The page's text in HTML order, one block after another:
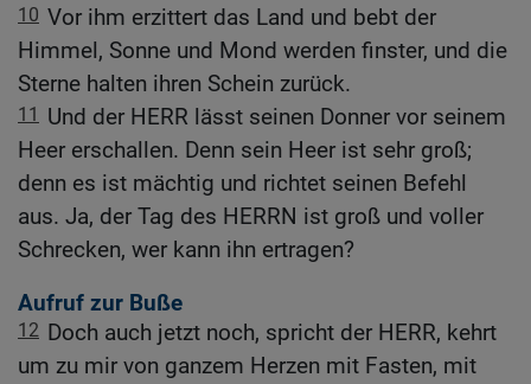
10 Vor ihm erzittert das Land und bebt der
Himmel, Sonne und Mond werden finster, und die
Sterne halten ihren Schein zurück.
11
Und der HERR lässt seinen Donner vor seinem
Heer erschallen. Denn sein Heer ist sehr groß;
denn es ist mächtig und richtet seinen Befehl
aus. Ja, der Tag des HERRN ist groß und voller
Schrecken, wer kann ihn ertragen?
Aufruf zur Buße
12 Doch auch jetzt noch, spricht der HERR, kehrt
um zu mir von ganzem Herzen mit Fasten, mit